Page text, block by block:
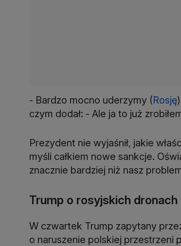
- Bardzo mocno uderzymy (Rosję
czym dodał: - Ale ja to już
Prezydent nie wyjaśnił, jakie
myśli całkiem nowe sankcje.
znacznie bardziej niż nasz
Trump o rosyjskich
W czwartek Trump zapytany
o naruszenie polskiej przestrzeni